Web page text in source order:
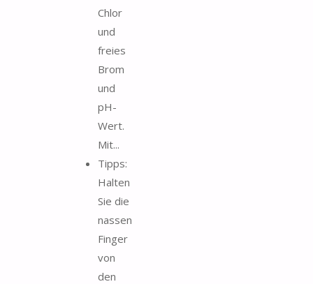
Chlor
und
freies
Brom
und
pH-
Wert.
Mit...
Tipps:
Halten
Sie die
nassen
Finger
von
den